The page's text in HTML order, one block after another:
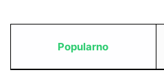
Popularno